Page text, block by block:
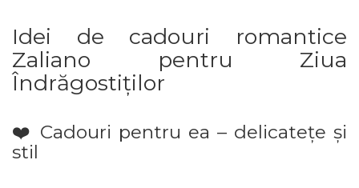
Idei de cadouri romantice
Zaliano pentru Ziua
Îndrăgostiților
❤️ Cadouri pentru ea – delicatețe și
stil